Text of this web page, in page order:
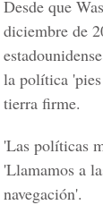
Desde que
diciembre de
la política
tierra firme.
'Las políticas
'Llamamos a
navegación'.